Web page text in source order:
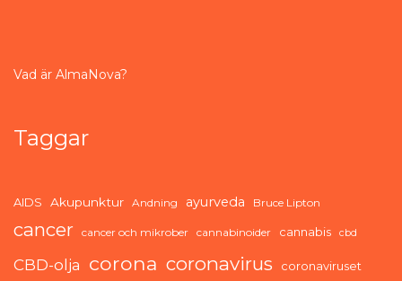
Vad är AlmaNova?
Taggar
AIDS Akupunktur Andning ayurveda Bruce Lipton
cancer cancer och mikrober cannabinoider cannabis cbd
CBD-olja corona coronavirus coronaviruset